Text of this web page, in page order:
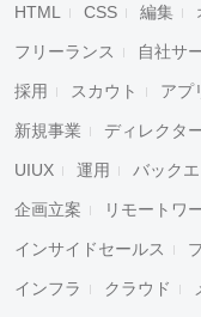
HTML CSS 編集
フリーランス 自社サ
採用 スカウト アプ
新規事業 ディレクタ
UIUX 運用 バック
企画立案 リモートワ
インサイドセールス
インフラ クラウド